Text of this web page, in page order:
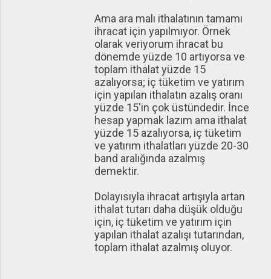
Ama ara malı ithalatının tamamı
ihracat için yapılmıyor. Örnek
olarak veriyorum ihracat bu
dönemde yüzde 10 artıyorsa ve
toplam ithalat yüzde 15
azalıyorsa; iç tüketim ve yatırım
için yapılan ithalatın azalış oranı
yüzde 15'in çok üstündedir. İnce
hesap yapmak lazım ama ithalat
yüzde 15 azalıyorsa, iç tüketim
ve yatırım ithalatları yüzde 20-30
band aralığında azalmış
demektir.
Dolayısıyla ihracat artışıyla artan
ithalat tutarı daha düşük olduğu
için, iç tüketim ve yatırım için
yapılan ithalat azalışı tutarından,
toplam ithalat azalmış oluyor.